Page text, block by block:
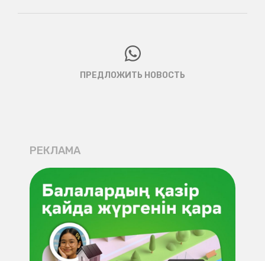
ПРЕДЛОЖИТЬ НОВОСТЬ
РЕКЛАМА